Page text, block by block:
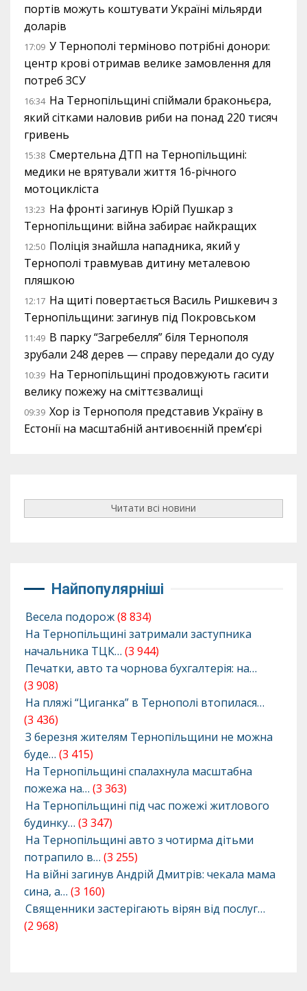
портів можуть коштувати Україні мільярди
доларів
17:09 У Тернополі терміново потрібні донори:
центр крові отримав велике замовлення для
потреб ЗСУ
16:34 На Тернопільщині спіймали браконьєра,
який сітками наловив риби на понад 220 тисяч
гривень
15:38 Смертельна ДТП на Тернопільщині:
медики не врятували життя 16-річного
мотоцикліста
13:23 На фронті загинув Юрій Пушкар з
Тернопільщини: війна забирає найкращих
12:50 Поліція знайшла нападника, який у
Тернополі травмував дитину металевою
пляшкою
12:17 На щиті повертається Василь Ришкевич з
Тернопільщини: загинув під Покровськом
11:49 В парку “Загребелля” біля Тернополя
зрубали 248 дерев — справу передали до суду
10:39 На Тернопільщині продовжують гасити
велику пожежу на сміттєзвалищі
09:39 Хор із Тернополя представив Україну в
Естонії на масштабній антивоєнній прем’єрі
Читати всі новини
Найпопулярніші
Весела подорож(8 834)
На Тернопільщині затримали заступника
начальника ТЦК… (3 944)
Печатки, авто та чорнова бухгалтерія: на…
(3 908)
На пляжі “Циганка” в Тернополі втопилася…
(3 436)
З березня жителям Тернопільщини не можна
буде… (3 415)
На Тернопільщині спалахнула масштабна
пожежа на… (3 363)
На Тернопільщині під час пожежі житлового
будинку… (3 347)
На Тернопільщині авто з чотирма дітьми
потрапило в… (3 255)
На війні загинув Андрій Дмитрів: чекала мама
сина, а… (3 160)
Священники застерігають вірян від послуг…
(2 968)